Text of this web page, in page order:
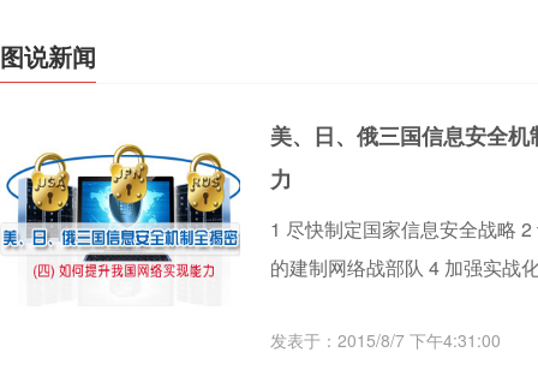
图说新闻
美、日、俄三国信息安全
力
1 尽快制定国家信息安全战略
的建制网络战部队 4 加强实战
发表于：2015/8/7 下午4:31:00